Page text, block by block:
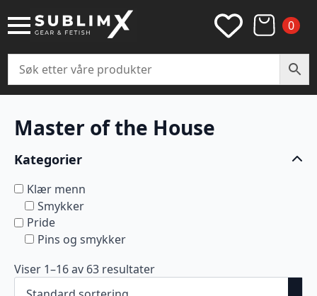
0
Master of the House
Kategorier
Klær menn
Smykker
Pride
Pins og smykker
Viser 1–16 av 63 resultater